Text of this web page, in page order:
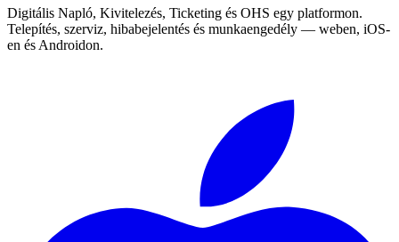
Digitális Napló, Kivitelezés, Ticketing és OHS egy platformon.
Telepítés, szerviz, hibabejelentés és munkaengedély — weben, iOS-
en és Androidon.